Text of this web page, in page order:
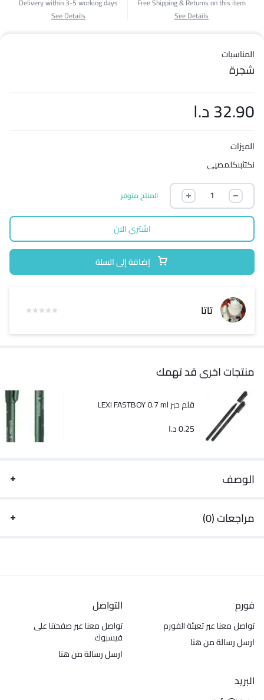
See Details
See Details
المناسبات
شجرة
32.90د.ا
الميزات
نكتثبىكلمصيى
المنتج متوفر
إضافة إلى السلة
اشتري الان
تاتا
منتجات اخرى قد تهمك
قلم حبر LEXI FASTBOY 0.7 ml
0.25د.ا
الوصف
مراجعات (0)
فورم
تواصل معنا عبر تعبئة الفورم
ارسل رسالة من هنا
التواصل
تواصل معنا عبر صفحتنا على
فيسبوك
ارسل رسالة من هنا
البريد